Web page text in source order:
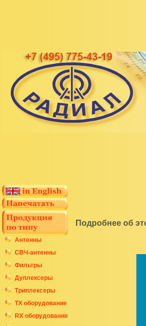
Антенны
СВЧ-антенны
Фильтры
Дуплексеры
Триплексеры
ТХ оборудование
RX оборудование
Подробнее об